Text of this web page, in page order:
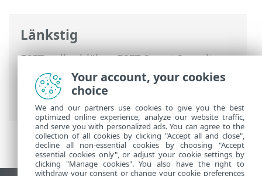
Länkstig
ESET onlinehjälp>ESET Smart Security
Premium
>Arbeta med ESET Smart
Security Premium
Installation
Nätverksskydd > Nätverksskyddsloggar
Your account, your cookies
choice
We and our partners use cookies to give you the best
optimized online experience, analyze our website traffic,
and serve you with personalized ads. You can agree to the
collection of all cookies by clicking "Accept all and close",
decline all non-essential cookies by choosing "Accept
essential cookies only", or adjust your cookie settings by
clicking "Manage cookies". You also have the right to
withdraw your consent or change your cookie preferences